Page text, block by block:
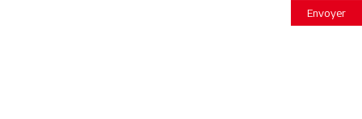
Envoyer